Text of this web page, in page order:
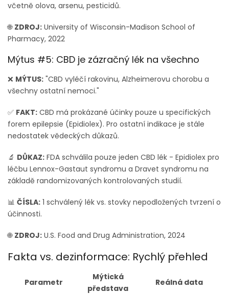
včetně olova, arsenu, pesticidů.
🌐 ZDROJ: University of Wisconsin-Madison School of
Pharmacy, 2022
Mýtus #5: CBD je zázračný lék na všechno
❌ MÝTUS: "CBD vyléčí rakovinu, Alzheimerovu chorobu a
všechny ostatní nemoci."
✅ FAKT: CBD má prokázané účinky pouze u specifických
forem epilepsie (Epidiolex). Pro ostatní indikace je stále
nedostatek vědeckých důkazů.
🔬 DŮKAZ: FDA schválila pouze jeden CBD lék - Epidiolex pro
léčbu Lennox-Gastaut syndromu a Dravet syndromu na
základě randomizovaných kontrolovaných studií.
📊 ČÍSLA: 1 schválený lék vs. stovky nepodložených tvrzení o
účinnosti.
🌐 ZDROJ: U.S. Food and Drug Administration, 2024
Fakta vs. dezinformace: Rychlý přehled
Parametr
Mýtická
představa
Reálná data